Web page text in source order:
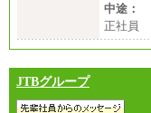
中途：
正社員
JTBグループ